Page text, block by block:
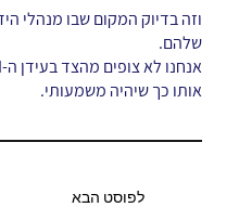
וזה בדיוק המקום שבו מנהלי
שלהם.
אותו כך שיהיה משמעותי.
לפוסט הבא